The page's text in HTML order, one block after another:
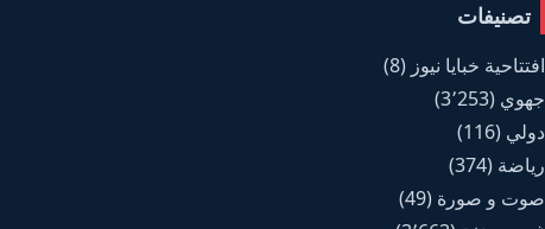
تصنيفات
افتتاحية خبايا نيوز (8)
جهوي (3٬253)
دولي (116)
رياضة (374)
صوت و صورة (49)